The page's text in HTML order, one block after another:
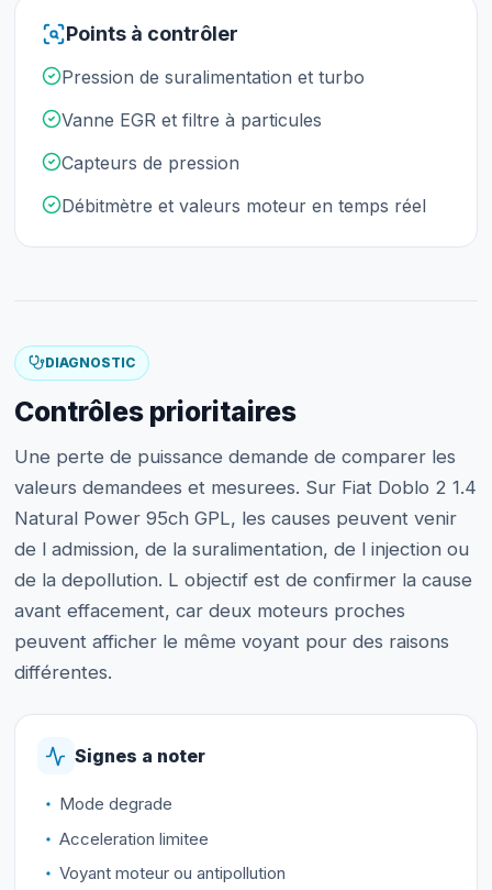
Points à contrôler
Pression de suralimentation et turbo
Vanne EGR et filtre à particules
Capteurs de pression
Débitmètre et valeurs moteur en temps réel
DIAGNOSTIC
Contrôles prioritaires
Une perte de puissance demande de comparer les
valeurs demandees et mesurees. Sur Fiat Doblo 2 1.4
Natural Power 95ch GPL, les causes peuvent venir
de l admission, de la suralimentation, de l injection ou
de la depollution. L objectif est de confirmer la cause
avant effacement, car deux moteurs proches
peuvent afficher le même voyant pour des raisons
différentes.
Signes a noter
Mode degrade
Acceleration limitee
Voyant moteur ou antipollution